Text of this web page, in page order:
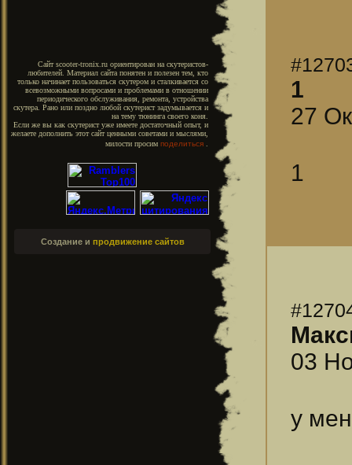
Сайт scooter-tronix.ru ориентирован на скутеристов-
любителей. Материал сайта понятен и полезен тем, кто
только начинает пользоваться скутером и сталкивается со
всевозможными вопросами и проблемами в отношении
периодического обслуживания, ремонта, устройства
скутера. Рано или поздно любой скутерист задумывается и
на тему тюнинга своего коня.
Если же вы как скутерист уже имеете достаточный опыт, и
желаете дополнить этот сайт ценными советами и мыслями,
милости просим поделиться .
Создание и продвижение сайтов
1
27
1
03
у